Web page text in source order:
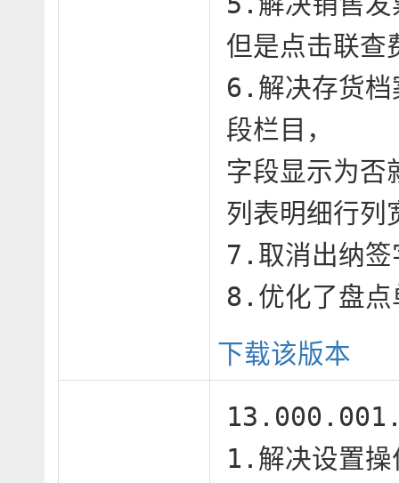
但是点击联查
6.解决存货档
段栏目，
字段显示为否
列表明细行列
7.取消出纳签
8.优化了盘点
下载该版本
1.解决设置操